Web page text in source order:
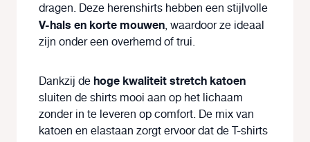
dragen. Deze herenshirts hebben een stijlvolle
V-hals en korte mouwen, waardoor ze ideaal
zijn onder een overhemd of trui.
Dankzij dehoge kwaliteit stretch katoen
sluiten de shirts mooi aan op het lichaam
zonder in te leveren op comfort. De mix van
katoen en elastaan zorgt ervoor dat de T-shirts